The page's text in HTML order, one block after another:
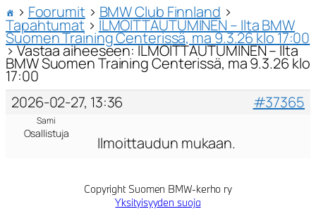
› Foorumit › BMW Club Finnland ›
Tapahtumat › ILMOITTAUTUMINEN – Ilta BMW
Suomen Training Centerissä, ma 9.3.26 klo 17:00
›Vastaa aiheeseen: ILMOITTAUTUMINEN – Ilta
BMW Suomen Training Centerissä, ma 9.3.26 klo
17:00
2026-02-27, 13:36
#37365
Sami
Osallistuja
Ilmoittaudun mukaan.
Copyright Suomen BMW-kerho ry
Yksityisyyden suoja